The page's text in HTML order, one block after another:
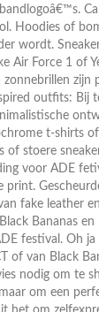
Hoodies of
wordt.
Air Force 1 of
zonnebrillen
outfits: Bij
t-shirts
of stoere
voor ADE
print.
fake leather
Bananas
festival. Oh
of van Black
nodig om te
om een